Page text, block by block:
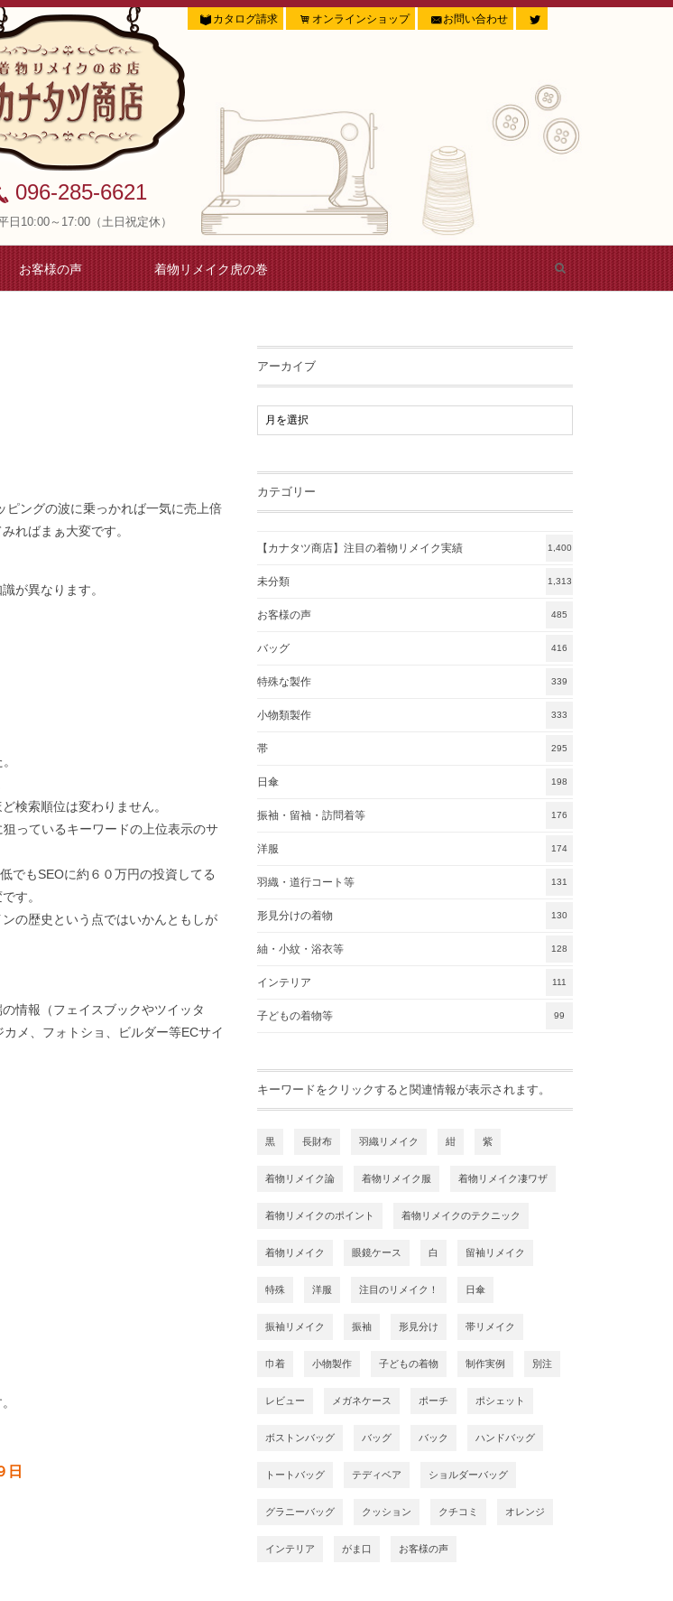
カタログ請求 オンラインショップ お問い合わせ
096-285-6621
日10:00～17:00（土日祝定休）
お客様の声 着物リメイク虎の巻
ピングの波に乗っかれば一気に売上倍
ればまぁ大変です。
が異なります。
検索順位は変わりません。
っているキーワードの上位表示のサ
でもSEOに約６０万円の投資してる
す。
の歴史という点ではいかんともしが
情報（フェイスブックやツイッタ
メ、フォトショ、ビルダー等ECサイ
日
アーカイブ
カテゴリー
【カナタツ商店】注目の着物リメイク実績 1,400
未分類 1,313
お客様の声 485
バッグ 416
特殊な製作 339
小物類製作 333
帯 295
日傘 198
振袖・留袖・訪問着等 176
洋服 174
羽織・道行コート等 131
形見分けの着物 130
紬・小紋・浴衣等 128
インテリア 111
子どもの着物等 99
キーワードをクリックすると関連情報が表示されます。
黒 長財布 羽織リメイク 紺 紫
着物リメイク論 着物リメイク服 着物リメイク凄ワザ
着物リメイクのポイント 着物リメイクのテクニック
着物リメイク 眼鏡ケース 白 留袖リメイク
特殊 洋服 注目のリメイク！ 日傘
振袖リメイク 振袖 形見分け 帯リメイク
巾着 小物製作 子どもの着物 制作実例 別注
レビュー メガネケース ポーチ ポシェット
ボストンバッグ バッグ バック ハンドバッグ
トートバッグ テディベア ショルダーバッグ
グラニーバッグ クッション クチコミ オレンジ
インテリア がま口 お客様の声